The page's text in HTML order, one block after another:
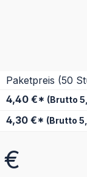
Paketpreis (50
4,40 €* (Brutto
4,30 €* (Brutto